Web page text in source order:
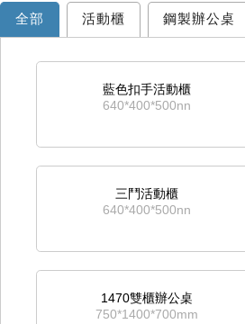
全部 活動櫃 鋼製辦公桌
藍色扣手活動櫃
640*400*500nn
三鬥活動櫃
640*400*500nn
1470雙櫃辦公桌
750*1400*700mm